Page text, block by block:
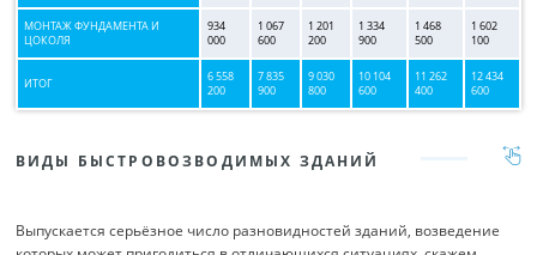
МОНТАЖ ФУНДАМЕНТА И
ЦОКОЛЯ
934
000
1 067
600
1 201
200
1 334
900
1 468
500
1 602
100
ИТОГ
6 558
200
7 835
900
9 030
800
10 104
600
11 262
400
12 434
600
ВИДЫ БЫСТРОВОЗВОДИМЫХ ЗДАНИЙ
Выпускается серьёзное число разновидностей зданий, возведение